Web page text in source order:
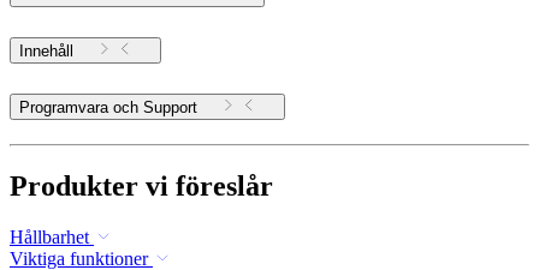
Innehåll
Programvara och Support
Produkter vi föreslår
Hållbarhet
Viktiga funktioner